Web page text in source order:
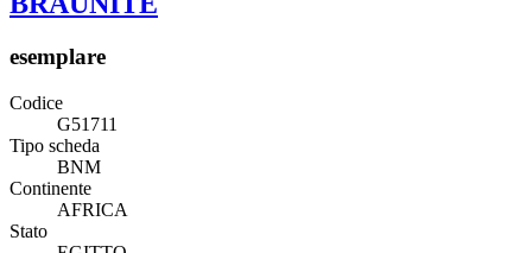
esemplare
Codice
G51711
Tipo scheda
BNM
Continente
AFRICA
Stato